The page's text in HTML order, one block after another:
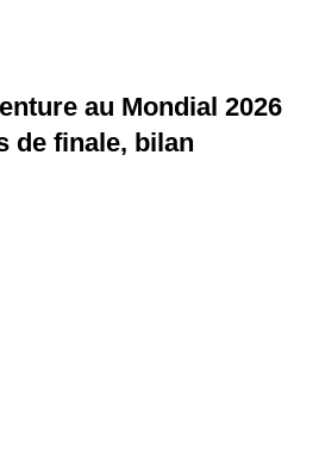
au Mondial 2026
de finale, bilan